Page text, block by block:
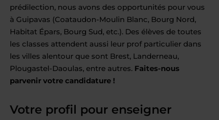
prédilection, nous avons des opportunités pour vous
à Guipavas (Coataudon-Moulin Blanc, Bourg Nord,
Habitat Épars, Bourg Sud, etc.). Des élèves de toutes
les classes attendent aussi leur prof particulier dans
les villes alentour que sont Brest, Landerneau,
Plougastel-Daoulas, entre autres. Faites-nous
parvenir votre candidature !
Votre profil pour enseigner